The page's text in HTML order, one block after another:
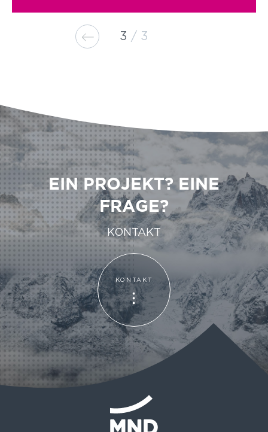
3 3
EIN PROJEKT? EINE
FRAGE?
KONTAKT
KONTAKT
KONTAKT